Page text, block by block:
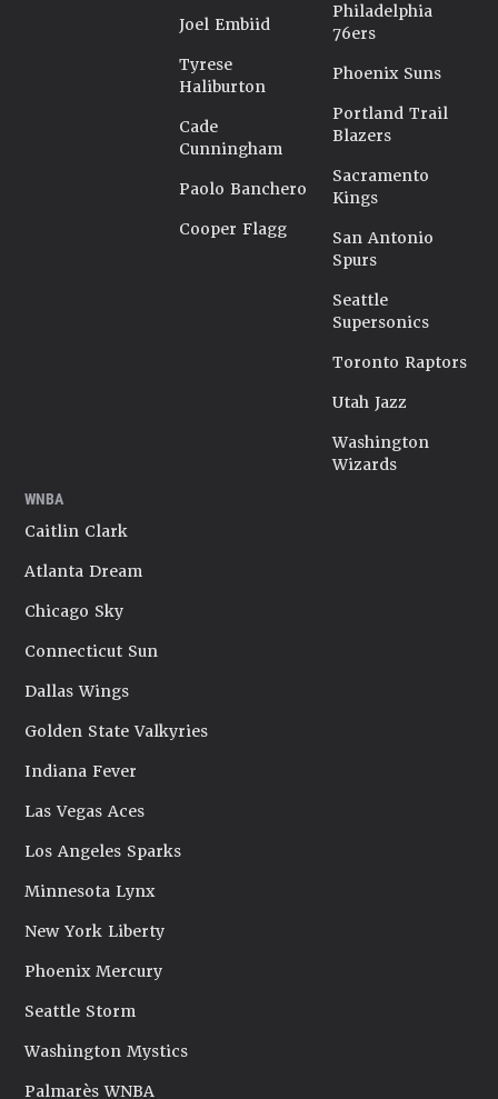
Joel Embiid
Tyrese
Haliburton
Cade
Cunningham
Paolo Banchero
Cooper Flagg
Philadelphia
76ers
Phoenix Suns
Portland Trail
Blazers
Sacramento
Kings
San Antonio
Spurs
Seattle
Supersonics
Toronto Raptors
Utah Jazz
Washington
Wizards
WNBA
Caitlin Clark
Atlanta Dream
Chicago Sky
Connecticut Sun
Dallas Wings
Golden State Valkyries
Indiana Fever
Las Vegas Aces
Los Angeles Sparks
Minnesota Lynx
New York Liberty
Phoenix Mercury
Seattle Storm
Washington Mystics
Palmarès WNBA